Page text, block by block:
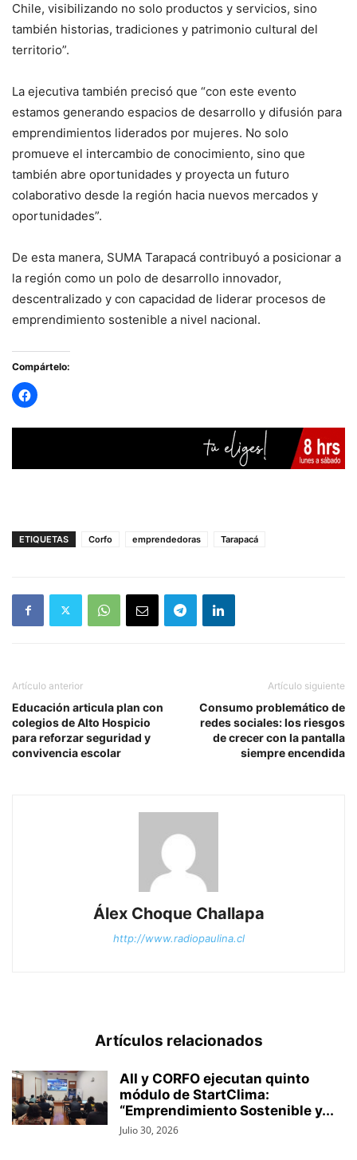
Chile, visibilizando no solo productos y servicios, sino
también historias, tradiciones y patrimonio cultural del
territorio”.
La ejecutiva también precisó que “con este evento
estamos generando espacios de desarrollo y difusión para
emprendimientos liderados por mujeres. No solo
promueve el intercambio de conocimiento, sino que
también abre oportunidades y proyecta un futuro
colaborativo desde la región hacia nuevos mercados y
oportunidades”.
De esta manera, SUMA Tarapacá contribuyó a posicionar a
la región como un polo de desarrollo innovador,
descentralizado y con capacidad de liderar procesos de
emprendimiento sostenible a nivel nacional.
Compártelo:
ETIQUETAS Corfo emprendedoras Tarapacá
Artículo anterior
Educación articula plan con
colegios de Alto Hospicio
para reforzar seguridad y
convivencia escolar
Artículo siguiente
Consumo problemático de
redes sociales: los riesgos
de crecer con la pantalla
siempre encendida
Álex Choque Challapa
http://www.radiopaulina.cl
Artículos relacionados
AII y CORFO ejecutan quinto
módulo de StartClima:
“Emprendimiento Sostenible y...
Julio 30, 2026